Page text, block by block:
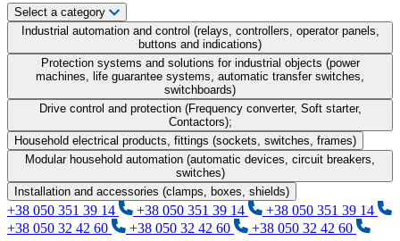
Select a category
Industrial automation and control (relays, controllers, operator panels,
buttons and indications)
Protection systems and solutions for industrial objects (power
machines, life guarantee systems, automatic transfer switches,
switchboards)
Drive control and protection (Frequency converter, Soft starter,
Contactors);
Household electrical products, fittings (sockets, switches, frames)
Modular household automation (automatic devices, circuit breakers,
switches)
Installation and accessories (clamps, boxes, shields)
+38 050 351 39 14 +38 050 351 39 14
+38 050 351 39 14
+38 050 32 42 60
+38 050 32 42 60
+38 050 32 42 60